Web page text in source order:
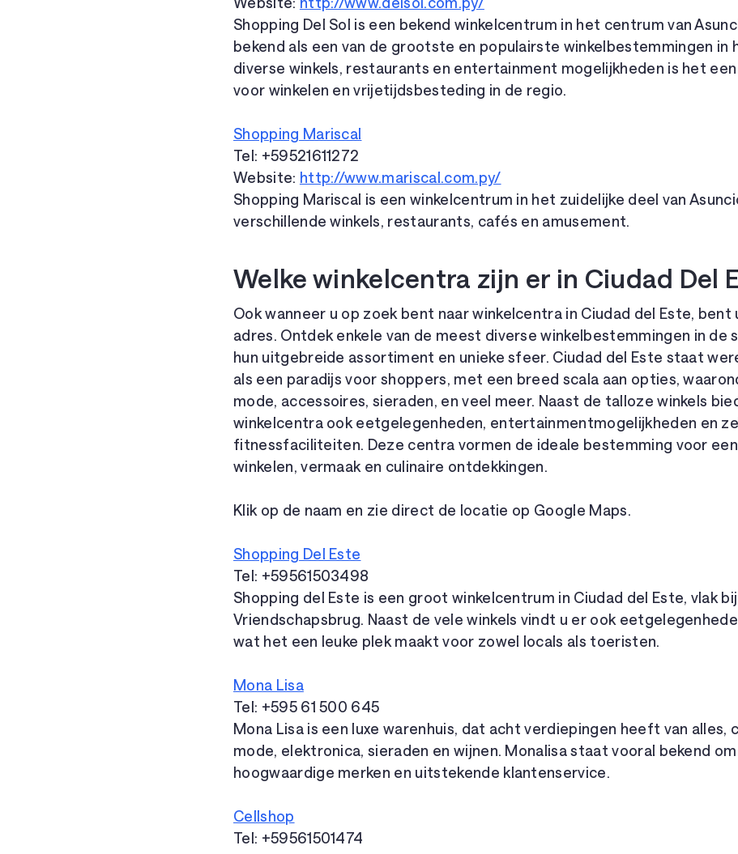
Shopping Del Sol is een bekend winkelcentrum in het centrum van
bekend als een van de grootste en populairste winkelbestemmingen in
diverse winkels, restaurants en entertainment mogelijkheden is het
voor winkelen en vrijetijdsbesteding in de regio.
Shopping Mariscal
Tel: +59521611272
Website: http://www.mariscal.com.py/
Shopping Mariscal is een winkelcentrum in het zuidelijke deel van
verschillende winkels, restaurants, cafés en amusement.
Welke winkelcentra zijn er in Ciudad Del
Ook wanneer u op zoek bent naar winkelcentra in Ciudad del Este, bent
adres. Ontdek enkele van de meest diverse winkelbestemmingen in de
hun uitgebreide assortiment en unieke sfeer. Ciudad del Este staat
als een paradijs voor shoppers, met een breed scala aan opties,
mode, accessoires, sieraden, en veel meer. Naast de talloze winkels
winkelcentra ook eetgelegenheden, entertainmentmogelijkheden en
fitnessfaciliteiten. Deze centra vormen de ideale bestemming voor
winkelen, vermaak en culinaire ontdekkingen.
Klik op de naam en zie direct de locatie op Google Maps.
Shopping Del Este
Tel: +59561503498
Shopping del Este is een groot winkelcentrum in Ciudad del Este, vlak
Vriendschapsbrug. Naast de vele winkels vindt u er ook
wat het een leuke plek maakt voor zowel locals als toeristen.
Mona Lisa
Tel: +595 61 500 645
Mona Lisa is een luxe warenhuis, dat acht verdiepingen heeft van alles,
mode, elektronica, sieraden en wijnen. Monalisa staat vooral bekend
hoogwaardige merken en uitstekende klantenservice.
Cellshop
Tel: +59561501474